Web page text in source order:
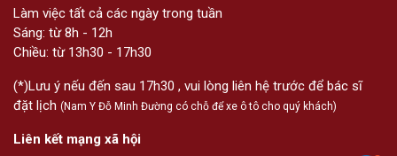
Làm việc tất cả các ngày trong tuần
Sáng: từ 8h - 12h
Chiều: từ 13h30 - 17h30
(*)Lưu ý nếu đến sau 17h30 , vui lòng liên hệ trước để bác sĩ
đặt lịch (Nam Y Đỗ Minh Đường có chỗ để xe ô tô cho quý khách)
Liên kết mạng xã hội